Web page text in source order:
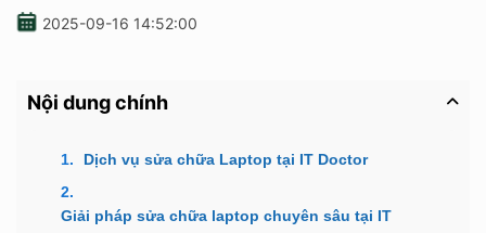
2025-09-16 14:52:00
Nội dung chính
Dịch vụ sửa chữa Laptop tại IT Doctor
Giải pháp sửa chữa laptop chuyên sâu tại IT